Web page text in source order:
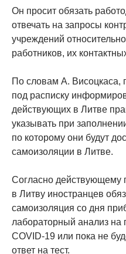
Он просит обязать
отвечать на запросы
учреждений
работников, их
По словам А. Висоцкаса,
под расписку
действующих в Литве
указывать при
по которому они будут
самоизоляции в Литве.
Согласно действующему
в Литву иностранцев
самоизоляция со дня
лабораторный анализ на
COVID-19 или пока не
ответ на тест.